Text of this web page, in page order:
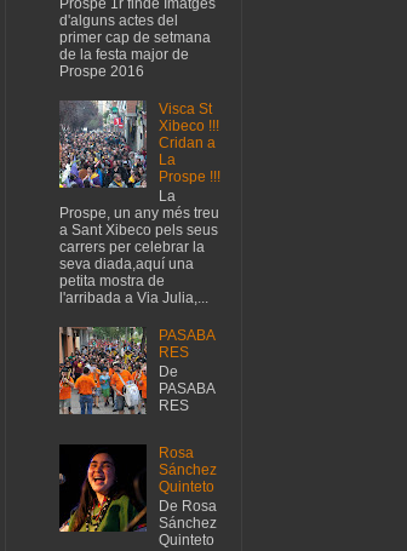
Prospe 1r finde Imatges
d'alguns actes del
primer cap de setmana
de la festa major de
Prospe 2016
Visca St
Xibeco !!!
Cridan a
La
Prospe !!!
La
Prospe, un any més treu
a Sant Xibeco pels seus
carrers per celebrar la
seva diada,aquí una
petita mostra de
l'arribada a Via Julia,...
PASABA
RES
De
PASABA
RES
Rosa
Sánchez
Quinteto
De Rosa
Sánchez
Quinteto